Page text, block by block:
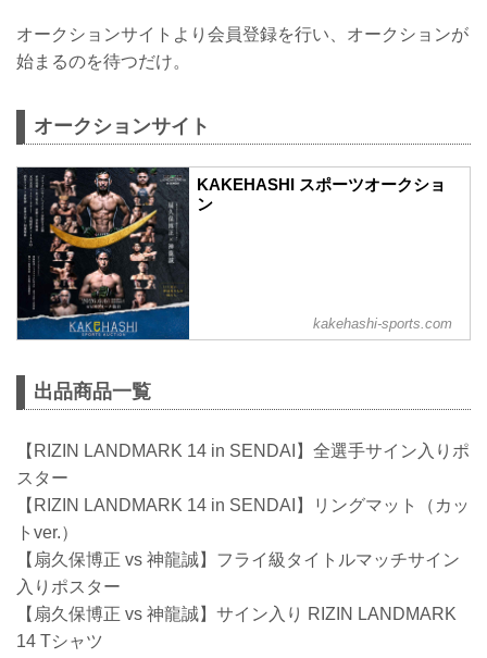
オークションサイトより会員登録を行い、オークションが
始まるのを待つだけ。
オークションサイト
KAKEHASHI スポーツオークショ
ン
kakehashi-sports.com
出品商品一覧
【RIZIN LANDMARK 14 in SENDAI】全選手サイン入りポ
スター
【RIZIN LANDMARK 14 in SENDAI】リングマット（カッ
トver.）
【扇久保博正 vs 神龍誠】フライ級タイトルマッチサイン
入りポスター
【扇久保博正 vs 神龍誠】サイン入り RIZIN LANDMARK
14 Tシャツ